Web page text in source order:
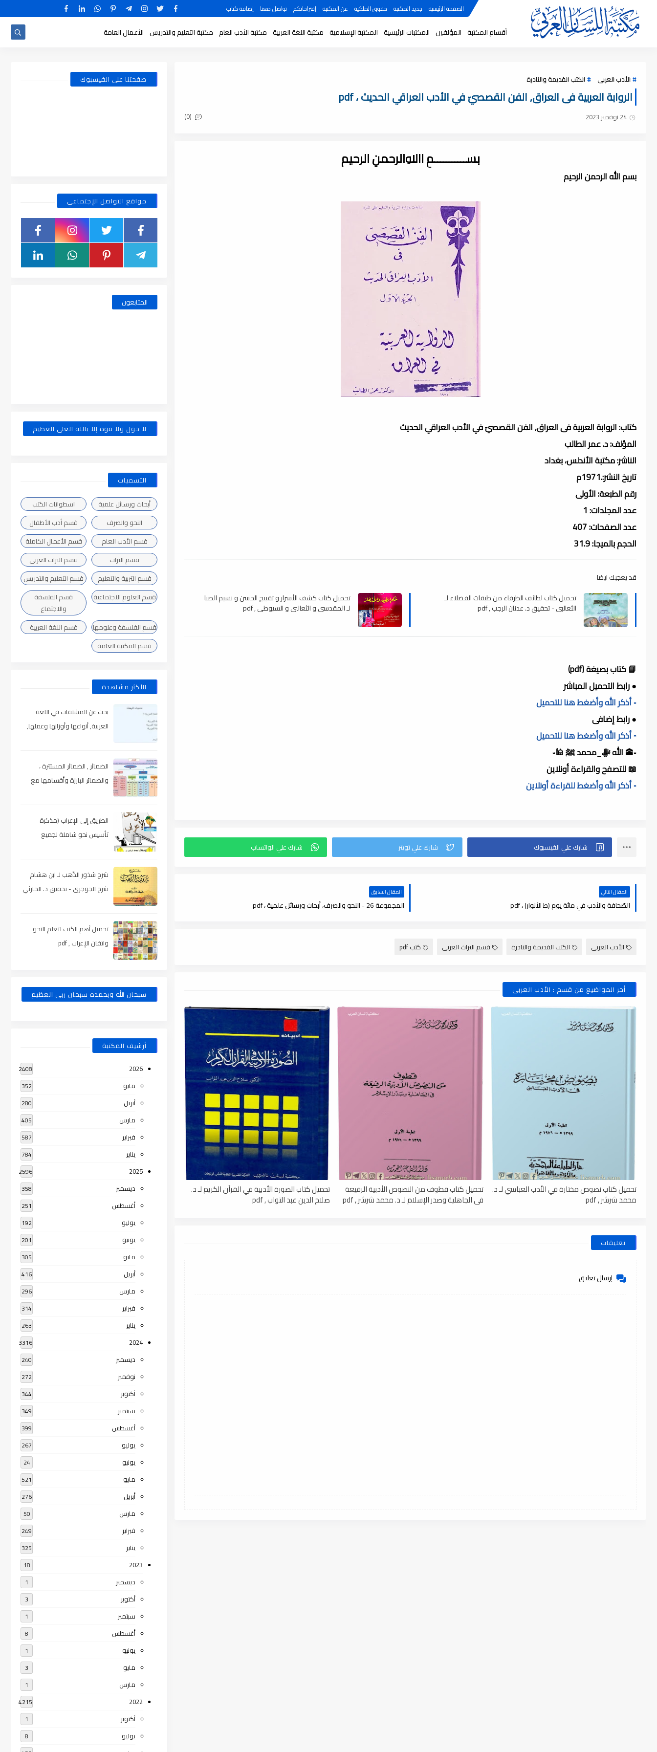
الصفحة الرئيسية جديد المكتبة حقوق الملكية عن المكتبة إقتراحاتكم تواصل معنا إضافة كتاب
أقسام المكتبة المؤلفين المكتبات الرئيسية المكتبة الإسلامية مكتبة اللغة العربية مكتبة الأدب العام مكتبة التعليم والتدريس الأعمال العامة
الأدب العربى الكتب القديمة والنادرة
الروابة العربية فى العراق, الفن القصصيّ في الأدب العراقي الحديث ، pdf
24 نوفمبر 2023 (0)
بســـــــــــمِ اﷲِالرحمنِ الرحيم
بسم الله الرحمن الرحيم
كتاب: الروابة العربية فى العراق, الفن القصصيّ في الأدب العراقي الحديث
المؤلف: د. عمر الطالب
الناشر: مكتبة الأندلس، بغداد
تاريخ النشر:.1971م
رقم الطبعة: الأولى
عدد المجلدات: 1
عدد الصفحات: 407
الحجم بالميجا: 31.9
قد يعجبك ايضا
تحميل كتاب لطائف الظرفاء من طبقات الفضلاء لـ
الثعالبي - تحقيق د. عدنان الرجب , pdf
تحميل كتاب كشف الأسرار و تقبيح الحسن و نسيم الصبا
لـ المقدسي و الثعالبي و السيوطي , pdf
📘 كتاب بصيغة (pdf)
● رابط التحميل المباشر
▫️ أذكر الله وأضغط هنا للتحميل
● رابط إضافى
▫️ أذكر الله وأضغط هنا للتحميل
▫️🕋 الله ﷻ_محمد ﷺ 🕌▫️
📖 للتصفح والقراءة أونلاين
▫️ أذكر الله وأضغط للقراءة أونلاين
المقال التالي
الصّحافة والأدب في مائة يوم (ط الأنوار) ، pdf
المقال السابق
المجموعة 26 - النحو والصرف، أبحاث ورسائل علمية ، pdf
الأدب العربى الكتب القديمة والنادرة قسم التراث العربى كتب pdf
أخر المواضيع من قسم : الأدب العربى
تحميل كتاب نصوص مختارة في الأدب العباسي لـ د.
محمد شرشر , pdf
تحميل كتاب قطوف من النصوص الأدبية الرفيعة
فى الجاهلية وصدر الإسلام لـ د. محمد شرشر , pdf
تحميل كتاب الصورة الأدبية في القرآن الكريم لـ د.
صلاح الدين عبد التواب , pdf
تعليقات
إرسال تعليق
صفحتنا على الفيسبوك
مواقع التواصل الإجتماعي
المتابعون
لا حول ولا قوة إلا بالله العلى العظيم
التسميات
أبحاث ورسائل علمية
اسطوانات الكتب
النحو والصرف
قسم أدب الأطفال
قسم الأدب العام
قسم الأعمال الكاملة
قسم التراث
قسم التراث العربى
قسم التربية والتعليم
قسم التعليم والتدريس
قسم العلوم الاجتماعية
قسم الفلسفة
والاجتماع
قسم الفلسفة وعلومها
قسم اللغة العربية
قسم المكتبة العامة
الأكثر مشاهدة
بحث عن المشتقات في اللغة
العربية, أنواعها وأوزانها وعملها,
الضمائر , الضمائر المستترة ،
والضمائر البارزة وأقسامها مع
الطريق إلى الإعراب (مذكرة
تأسيس نحو شاملة لجميع
شرح شذور الذّهب لـ ابن هشام
شرح الجوجرى - تحقيق د. الحارثي
تحميل أهم الكتب لتعلم النحو
واتقان الإعراب , pdf
سبحان الله وبحمده سبحان ربى العظيم
أرشيف المكتبة
2026
2408
مايو 352
أبريل 280
مارس 405
فبراير 587
يناير 784
2025
2596
ديسمبر 358
أغسطس 251
يوليو 192
يونيو 201
مايو 305
أبريل 416
مارس 296
فبراير 314
يناير 263
2024
3316
ديسمبر 240
نوفمبر 272
أكتوبر 344
سبتمبر 349
أغسطس 399
يوليو 267
يونيو 24
مايو 521
أبريل 276
مارس 50
فبراير 249
يناير 325
2023
18
ديسمبر 1
أكتوبر 3
سبتمبر 1
أغسطس 8
يونيو 1
مايو 3
مارس 1
2022
4215
أكتوبر 1
يوليو 8